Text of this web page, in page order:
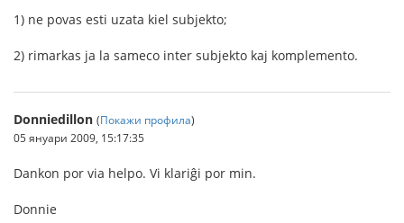
1) ne povas esti uzata kiel subjekto;
2) rimarkas ja la sameco inter subjekto kaj komplemento.
Donniedillon (Покажи профила)
05 януари 2009, 15:17:35
Dankon por via helpo. Vi klariĝi por min.
Donnie